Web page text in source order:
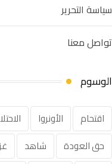
سياسة التحرير
تواصل معنا
الوسوم
اقتحام الأونروا
حق العودة
شاهد